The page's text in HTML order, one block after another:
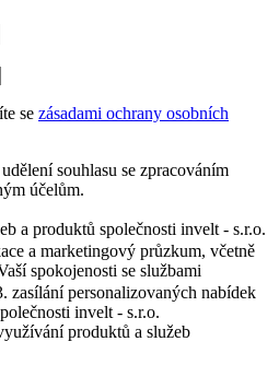
se zásadami ochrany osobních
souhlasu se zpracováním
účelům.
a produktů společnosti invelt - s.r.o.
a marketingový průzkum, včetně
spokojenosti se službami
zasílání personalizovaných nabídek
invelt - s.r.o.
produktů a služeb